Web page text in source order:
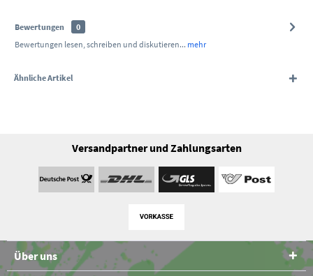
Bewertungen
0
Bewertungen lesen, schreiben und diskutieren... mehr
Ähnliche Artikel
Versandpartner und Zahlungsarten
Über uns